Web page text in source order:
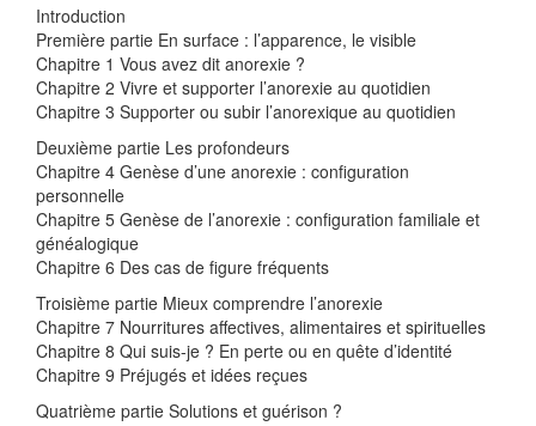
Introduction
Première partie En surface : l’apparence, le visible
Chapitre 1 Vous avez dit anorexie ?
Chapitre 2 Vivre et supporter l’anorexie au quotidien
Chapitre 3 Supporter ou subir l’anorexique au quotidien
Deuxième partie Les profondeurs
Chapitre 4 Genèse d’une anorexie : configuration
personnelle
Chapitre 5 Genèse de l’anorexie : configuration familiale et
généalogique
Chapitre 6 Des cas de figure fréquents
Troisième partie Mieux comprendre l’anorexie
Chapitre 7 Nourritures affectives, alimentaires et spirituelles
Chapitre 8 Qui suis-je ? En perte ou en quête d’identité
Chapitre 9 Préjugés et idées reçues
Quatrième partie Solutions et guérison ?